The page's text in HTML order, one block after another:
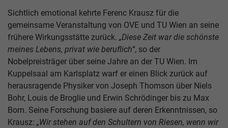
Sichtlich emotional kehrte Ferenc Krausz für die
gemeinsame Veranstaltung von OVE und TU Wien an seine
frühere Wirkungsstätte zurück. „Diese Zeit war die schönste
meines Lebens, privat wie beruflich“, so der
Nobelpreisträger über seine Jahre an der TU Wien. Im
Kuppelsaal am Karlsplatz warf er einen Blick zurück auf
herausragende Physiker von Joseph Thomson über Niels
Bohr, Louis de Broglie und Erwin Schrödinger bis zu Max
Born. Seine Forschung basiere auf deren Erkenntnissen, so
Krausz: „Wir stehen auf den Schultern von Riesen, wenn wir